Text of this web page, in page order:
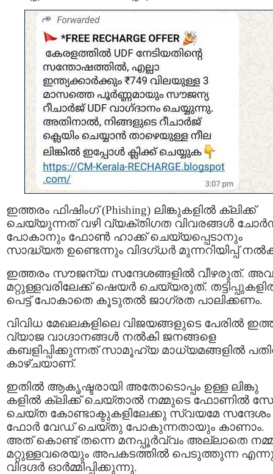
ഇത്തരം ഫിഷിംഗ് (Phishing) ലിങ്കുകളില്‍ ക്ലിക്ക്
ചെയ്യുന്നത് വഴി വ്യക്തിഗത വിവരങ്ങള്‍
പോകാനും ഫോൺ ഹാക്ക് ചെയ്യപ്പെടാനും
സാദ്ധ്യത ഉണ്ടെന്നും വിദഗ്ധര്‍ മുന്നറിയിപ്പ്
ഇത്തരം സൗജന്യ സന്ദേശങ്ങളില്‍ വീഴരുത്. അവ
മറ്റുള്ളവരിലേക്ക് ഷെയര്‍ ചെയ്യരുത്.
പെട്ട് പോകാതെ കൂടുതൽ ജാഗ്രത പാലിക്കണം.
വിവിധ മേഖലകളിലെ വിജയങ്ങളുടെ പേരില്‍
വ്യാജ വാഗ്ദാനങ്ങള്‍ നല്‍കി ജനങ്ങളെ
കബളിപ്പിക്കുന്നത് സാമൂഹ്യ മാധ്യമങ്ങളിൽ
കാഴ്ചയാണ്.
ഇതിൽ ആകൃഷ്ടരായി അതോടൊപ്പം ഉള്ള ലിങ്കു
കളിൽ ക്ലിക്ക് ചെയ്‌താൽ നമ്മുടെ ഫോണിൽ
ചെയ്ത കോണ്ടാക്ടുകളിലേക്കു സ്വയമേ സന്ദേശം
ഫോർ വേഡ് ചെയ്തു പോകുന്നതായും കാണാം.
അത് കൊണ്ട് തന്നെ മനപ്പൂർവ്വം അല്ലാതെ
മറ്റുള്ളവരെയും അപകടത്തിൽ പെടുത്തുന്ന
വിദഗ്ദർ ഓർമ്മിപ്പിക്കുന്നു.